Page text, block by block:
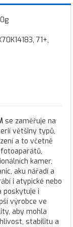
71+,
se zaměřuje na
většiny typů,
a to včetně
kamer,
aku nářadí a
i atypické nebo
poskytuje i
výrobce ve
aby mohla
stabilitu a